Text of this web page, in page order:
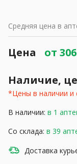
Средняя цена в
Цена от 306
Наличие,
*Цены в наличии и
В наличии: в 1
Со склада: в 39
Доставка